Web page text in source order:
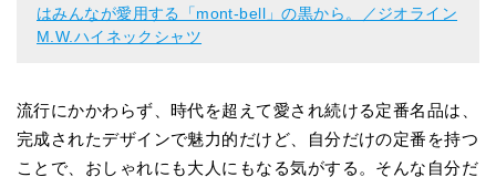
はみんなが愛用する「mont-bell」の黒から。／ジオライン
M.W.ハイネックシャツ
流行にかかわらず、時代を超えて愛され続ける定番名品は、
完成されたデザインで魅力的だけど、自分だけの定番を持つ
ことで、おしゃれにも大人にもなる気がする。そんな自分だ